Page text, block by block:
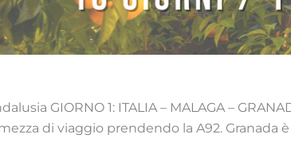
GIORNO 1: ITALIA – MALAGA –
di viaggio prendendo la A92.